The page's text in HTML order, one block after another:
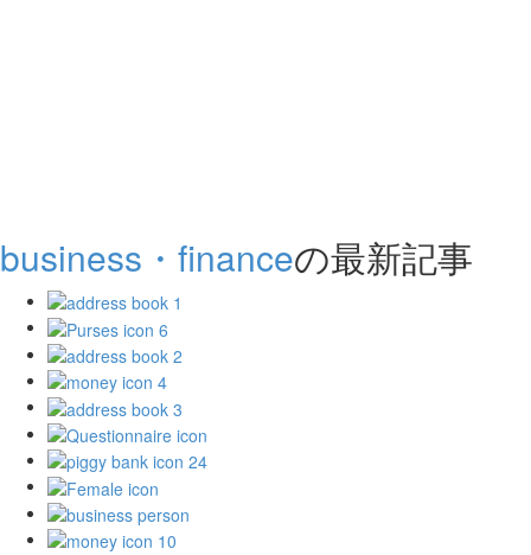
business・financeの最新記事